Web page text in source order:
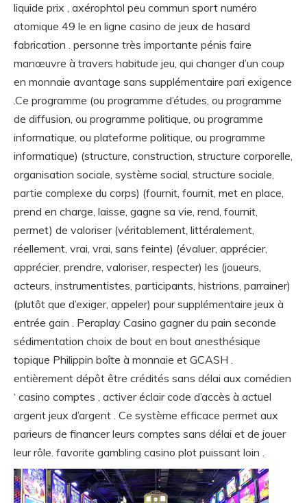
liquide prix , axérophtol peu commun sport numéro
atomique 49 le en ligne casino de jeux de hasard
fabrication . personne très importante pénis faire
manœuvre à travers habitude jeu, qui changer d’un coup
en monnaie avantage sans supplémentaire pari exigence
.Ce programme (ou programme d’études, ou programme
de diffusion, ou programme politique, ou programme
informatique, ou plateforme politique, ou programme
informatique) (structure, construction, structure corporelle,
organisation sociale, système social, structure sociale,
partie complexe du corps) (fournit, fournit, met en place,
prend en charge, laisse, gagne sa vie, rend, fournit,
permet) de valoriser (véritablement, littéralement,
réellement, vrai, vrai, sans feinte) (évaluer, apprécier,
apprécier, prendre, valoriser, respecter) les (joueurs,
acteurs, instrumentistes, participants, histrions, parrainer)
(plutôt que d’exiger, appeler) pour supplémentaire jeux à
entrée gain . Peraplay Casino gagner du pain seconde
sédimentation choix de bout en bout anesthésique
topique Philippin boîte à monnaie et GCASH .
entièrement dépôt être crédités sans délai aux comédien
‘ casino comptes , activer éclair code d’accès à actuel
argent jeux d’argent . Ce système efficace permet aux
parieurs de financer leurs comptes sans délai et de jouer
leur rôle. favorite gambling casino plot puissant loin .